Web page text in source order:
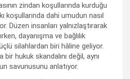
zindan koşullarında kurduğu
koşullarında dahi umudun nasıl
Düzen insanları yalnızlaştırarak
dayanışma ve bağlılık
silahlardan biri hâline geliyor.
hukuk skandalını değil, aynı
savunusunu anlatıyor.